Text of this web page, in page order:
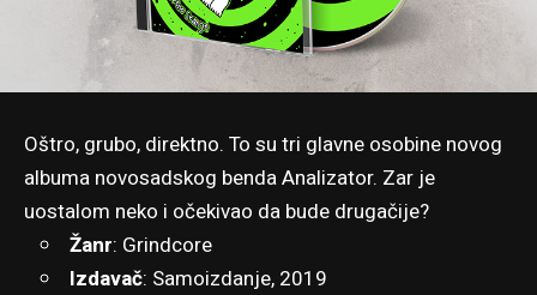
Oštro, grubo, direktno. To su tri glavne osobine novog
albuma novosadskog benda Analizator. Zar je
uostalom neko i očekivao da bude drugačije?
Žanr: Grindcore
Izdavač: Samoizdanje, 2019